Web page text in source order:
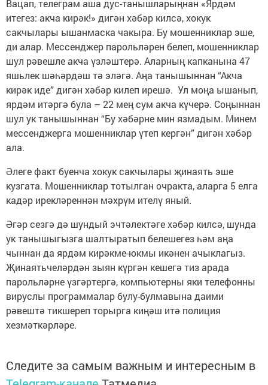
Вацап, телеграм аша дус-танышларыңнан «Ярдәм
итегез: акча кирәк!» дигән хәбәр килсә, хокук
сакчылары ышанмаска чакыра. Бу мошенниклар эше,
ди алар. Мессенджер парольләрен белеп, мошенниклар
шул рәвешле акча үзләштерә. Аларның капканына 47
яшьлек шәһәрдәш тә эләгә. Аңа танышыннан “Акча
кирәк иде” дигән хәбәр килеп ирешә. Ул моңа ышанып,
ярдәм итәргә була – 22 мең сум акча күчерә. Соңыннан
шул ук танышыннан “Бу хәбәрне мин язмадым. Минем
мессенджерга мошенниклар үтеп кергән” дигән хәбәр
ала.
Әлеге факт буенча хокук сакчылары җинаять эше
кузгата. Мошенниклар тотылган очракта, аларга 5 елга
кадәр ирекләреннән мәхрүм ителү яный.
Әгәр сезгә дә шундый эчтәлектәге хәбәр килсә, шунда
ук танышыгызга шалтыратып белешегез һәм аңа
чыннан да ярдәм кирәкме-юкмы икәнен ачыклагыз.
Җинаятьчеләрдән зыян күргән кешегә тиз арада
парольләрне үзгәртергә, компьютерны яки телефонны
вируслы программалар булу-булмавына даими
рәвештә тикшереп торырга киңәш итә полиция
хезмәткәрләре.
Следите за самым важным и интересным в